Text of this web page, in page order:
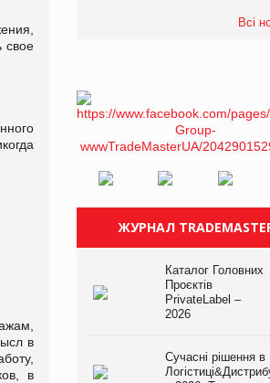
свое
в
в
Всі
ЖУРНАЛ
Каталог Головних
Проєктів
PrivateLabel –
2026
Сучасні рішення в